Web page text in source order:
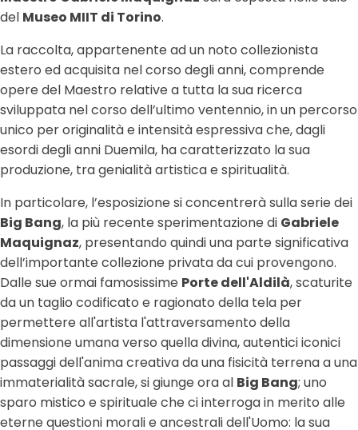
del Museo MIIT di Torino.
La raccolta, appartenente ad un noto collezionista
estero ed acquisita nel corso degli anni, comprende
opere del Maestro relative a tutta la sua ricerca
sviluppata nel corso dell’ultimo ventennio, in un percorso
unico per originalità e intensità espressiva che, dagli
esordi degli anni Duemila, ha caratterizzato la sua
produzione, tra genialità artistica e spiritualità.
In particolare, l’esposizione si concentrerà sulla serie dei
Big Bang, la più recente sperimentazione di Gabriele
Maquignaz, presentando quindi una parte significativa
dell’importante collezione privata da cui provengono.
Dalle sue ormai famosissime Porte dell'Aldilà, scaturite
da un taglio codificato e ragionato della tela per
permettere all'artista l'attraversamento della
dimensione umana verso quella divina, autentici iconici
passaggi dell'anima creativa da una fisicità terrena a una
immaterialità sacrale, si giunge ora al Big Bang; uno
sparo mistico e spirituale che ci interroga in merito alle
eterne questioni morali e ancestrali dell'Uomo: la sua